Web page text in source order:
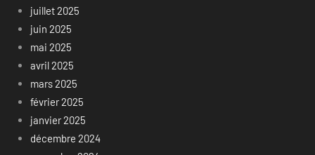
juillet 2025
juin 2025
mai 2025
avril 2025
mars 2025
février 2025
janvier 2025
décembre 2024